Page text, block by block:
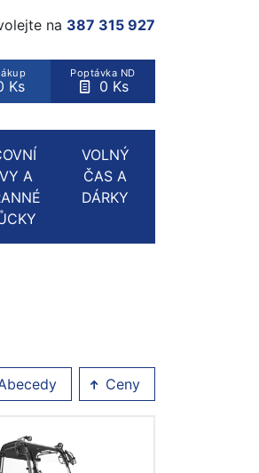
na 387 315 927
Ks
Poptávka ND
0 Ks
A
VOLNÝ
ČAS A
DÁRKY
Ceny